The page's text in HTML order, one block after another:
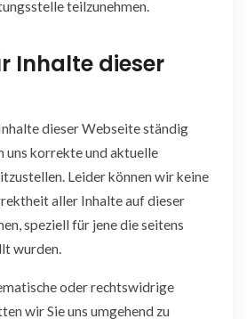
teilzunehmen.
Inhalte dieser
dieser Webseite ständig
uns korrekte und aktuelle
Leider können wir keine
aller Inhalte auf dieser
speziell für jene die seitens
wurden.
oder rechtswidrige
wir Sie uns umgehend zu